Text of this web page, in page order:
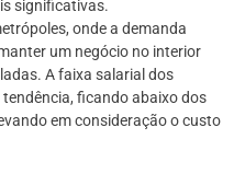
significativas.
onde a demanda
um negócio no interior
A faixa salarial dos
ficando abaixo dos
em consideração o custo